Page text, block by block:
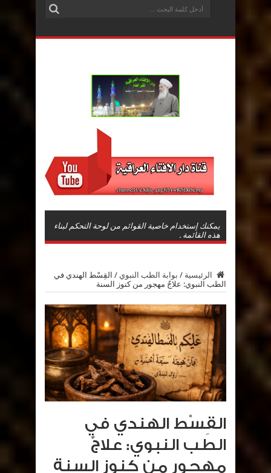
يمكنك إستخدام خاصية القوائم من لوحة التحكم لبناء
هذه القائمة .
الرئيسية / بوابة الطب النبوي / القِسْط الهندي في
الطب النبوي: علاجٌ مهجور من كنوز السنة
القِسْط الهندي في
الطب النبوي: علاجٌ
مهجور من كنوز السنة